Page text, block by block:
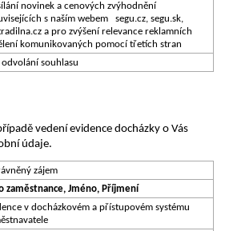
novinek a cenových zvýhodnění
s naším webem   segu.cz, segu.sk,
a pro zvýšení relevance reklamních
komunikovaných pomocí třetích stran
souhlasu
vedení evidence docházky o Vás
údaje.
zájem
zaměstnance, Jméno, Příjmení
v docházkovém a přístupovém systému